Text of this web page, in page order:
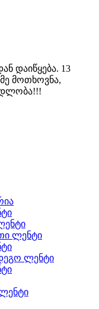
დაიწყება. 13
მოთხოვნა,
ლენტი
ლენტი